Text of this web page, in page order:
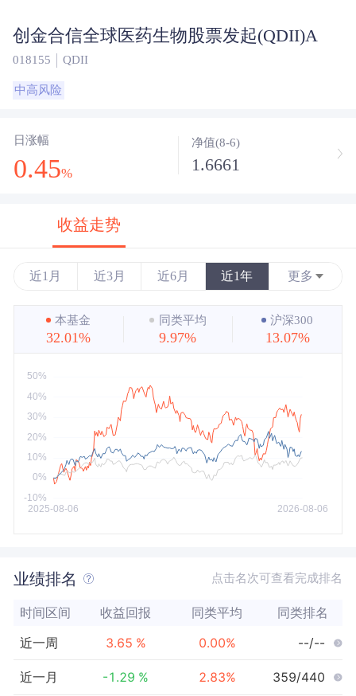
创金合信全球医药生物股票发起(QDII)A
018155 QDII
中高风险
日涨幅
0.45%
净值(8-6)
1.6661
收益走势
近1月 近3月 近6月 近1年 更多
近3年
近5年
本基金
32.01%
同类平均
9.97%
沪深300
13.07%
业绩排名 点击名次可查看完成排名
时间区间 收益回报 同类平均 同类排名
近一周 3.65 % 0.00% --/--
近一月 -1.29 % 2.83% 359/440